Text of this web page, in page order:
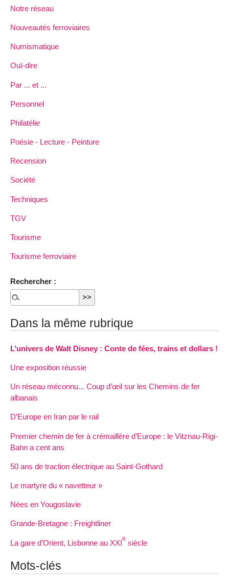
Notre réseau
Nouveautés ferroviaires
Numismatique
Ouï-dire
Par ... et ...
Personnel
Philatélie
Poésie - Lecture - Peinture
Recension
Société
Techniques
TGV
Tourisme
Tourisme ferroviaire
Rechercher :
Dans la même rubrique
L’univers de Walt Disney : Conte de fées, trains et dollars !
Une exposition réussie
Un réseau méconnu... Coup d’œil sur les Chemins de fer
albanais
D’Europe en Iran par le rail
Premier chemin de fer à crémaillère d’Europe : le Vitznau-Rigi-
Bahn a cent ans
50 ans de traction électrique au Saint-Gothard
Le martyre du « navetteur »
Nées en Yougoslavie
Grande-Bretagne : Freightliner
La gare d’Orient, Lisbonne au XXIe siècle
Mots-clés